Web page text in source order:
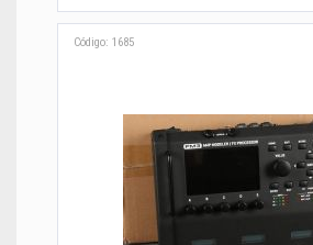
Código: 1685